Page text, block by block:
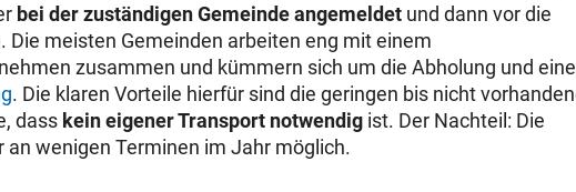
bei der zuständigen Gemeinde angemeldet und dann vor die
Die meisten Gemeinden arbeiten eng mit einem
zusammen und kümmern sich um die Abholung und eine
. Die klaren Vorteile hierfür sind die geringen bis nicht
dass kein eigener Transport notwendig ist. Der Nachteil: Die
wenigen Terminen im Jahr möglich.